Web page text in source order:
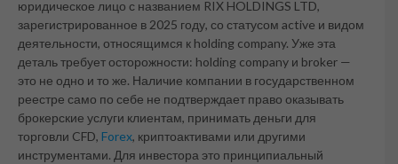
юридическое лицо с названием RIX HOLDINGS LTD,
зарегистрированное в 2025 году, со статусом active и видом
деятельности, относящимся к holding company. Уже эта
деталь требует осторожности: holding company и broker —
это не одно и то же. Наличие компании в государственном
реестре само по себе не подтверждает право оказывать
брокерские услуги клиентам, принимать деньги для
торговли CFD, Forex, криптоактивами или другими
инструментами. Для инвестора это принципиальный